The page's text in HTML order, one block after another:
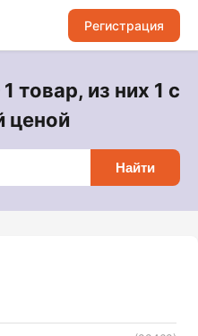
Регистрация
товар, из них 1 с
ценой
Найти